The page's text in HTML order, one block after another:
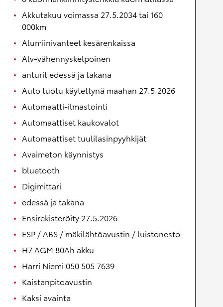
Akkutakuu voimassa 27.5.2034 tai 160
000km
Alumiinivanteet kesärenkaissa
Alv-vähennyskelpoinen
anturit edessä ja takana
Auto tuotu käytettynä maahan 27.5.2026
Automaatti-ilmastointi
Automaattiset kaukovalot
Automaattiset tuulilasinpyyhkijät
Avaimeton käynnistys
bluetooth
Digimittari
edessä ja takana
Ensirekisteröity 27.5.2026
ESP / ABS / mäkilähtöavustin / luistonesto
H7 AGM 80Ah akku
Harri Niemi 050 505 7639
Kaistanpitoavustin
Kaksi avainta